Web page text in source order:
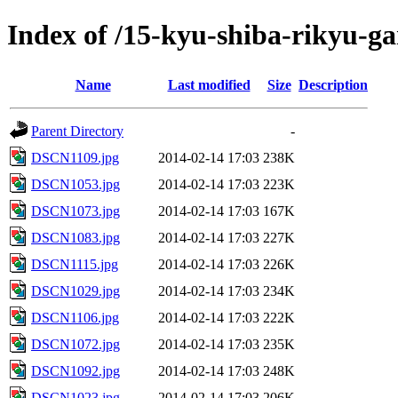
Index of /15-kyu-shiba-rikyu-
Name Last modified Size Description
Parent Directory
-
DSCN1109.jpg
2014-02-14 17:03 238K
DSCN1053.jpg
2014-02-14 17:03 223K
DSCN1073.jpg
2014-02-14 17:03 167K
DSCN1083.jpg
2014-02-14 17:03 227K
DSCN1115.jpg
2014-02-14 17:03 226K
DSCN1029.jpg
2014-02-14 17:03 234K
DSCN1106.jpg
2014-02-14 17:03 222K
DSCN1072.jpg
2014-02-14 17:03 235K
DSCN1092.jpg
2014-02-14 17:03 248K